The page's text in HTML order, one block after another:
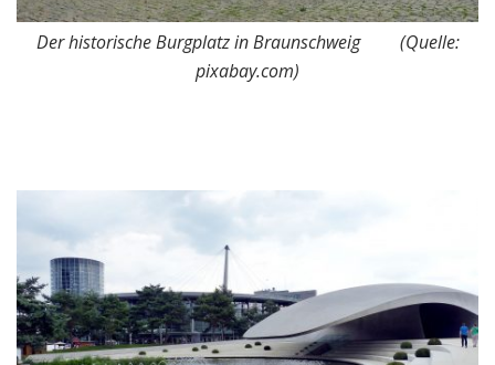
Der historische Burgplatz in Braunschweig (Quelle:
pixabay.com)